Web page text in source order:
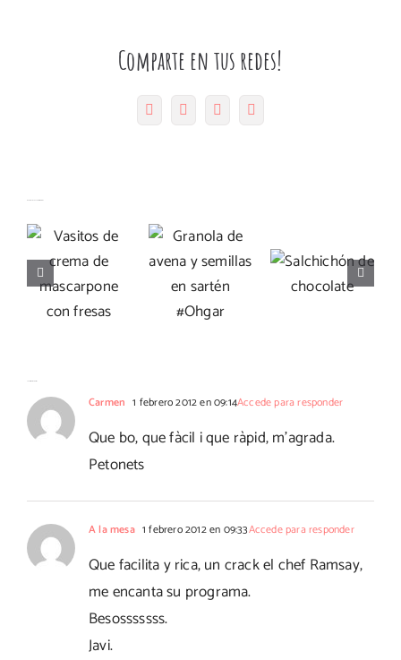
Comparte en tus redes!
FacebookTwitter Pinterest
electrónico
Vasitos de
crema de
mascarpone
de avena y
semillas
en sartén
de
Carmen 1 febrero 2012 en 09:14Accede para responder
Que bo, que fàcil i que ràpid, m'agrada.
Petonets
A la mesa 1 febrero 2012 en 09:33Accede para responder
Que facilita y rica, un crack el chef Ramsay,
me encanta su programa.
Besosssssss.
Javi.